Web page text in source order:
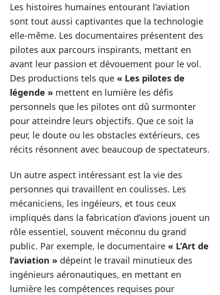
Les histoires humaines entourant l’aviation
sont tout aussi captivantes que la technologie
elle-même. Les documentaires présentent des
pilotes aux parcours inspirants, mettant en
avant leur passion et dévouement pour le vol.
Des productions tels que « Les pilotes de
légende » mettent en lumière les défis
personnels que les pilotes ont dû surmonter
pour atteindre leurs objectifs. Que ce soit la
peur, le doute ou les obstacles extérieurs, ces
récits résonnent avec beaucoup de spectateurs.
Un autre aspect intéressant est la vie des
personnes qui travaillent en coulisses. Les
mécaniciens, les ingéieurs, et tous ceux
impliqués dans la fabrication d’avions jouent un
rôle essentiel, souvent méconnu du grand
public. Par exemple, le documentaire « L’Art de
l’aviation » dépeint le travail minutieux des
ingénieurs aéronautiques, en mettant en
lumière les compétences requises pour